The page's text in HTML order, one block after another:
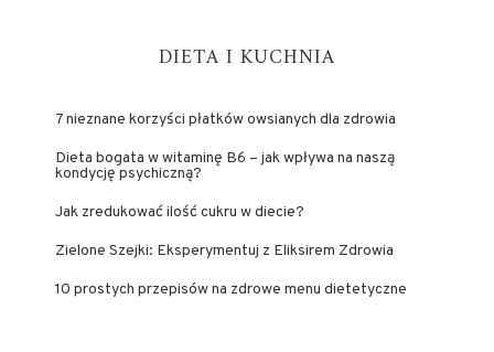
DIETA I KUCHNIA
7 nieznane korzyści płatków owsianych dla zdrowia
Dieta bogata w witaminę B6 – jak wpływa na naszą
kondycję psychiczną?
Jak zredukować ilość cukru w diecie?
Zielone Szejki: Eksperymentuj z Eliksirem Zdrowia
10 prostych przepisów na zdrowe menu dietetyczne